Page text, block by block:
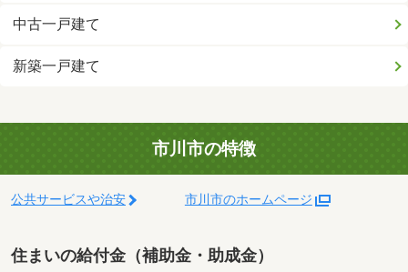
中古一戸建て
新築一戸建て
市川市の特徴
公共サービスや治安 市川市のホームページ
住まいの給付金（補助金・助成金）